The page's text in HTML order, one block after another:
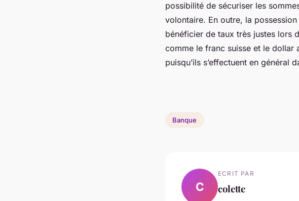
possibilité de sécuriser les
volontaire. En outre, la
bénéficier de taux très justes lors
comme le franc suisse et le dollar
puisqu’ils s’effectuent en général
Banque
C
ECRIT PAR
colette